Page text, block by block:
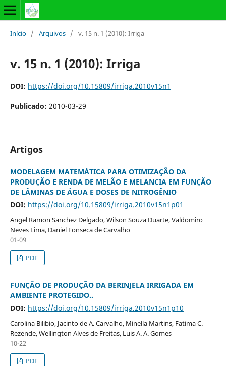
Início / Arquivos / v. 15 n. 1 (2010): Irriga
v. 15 n. 1 (2010): Irriga
DOI: https://doi.org/10.15809/irriga.2010v15n1
Publicado: 2010-03-29
Artigos
MODELAGEM MATEMÁTICA PARA OTIMIZAÇÃO DA
PRODUÇÃO E RENDA DE MELÃO E MELANCIA EM FUNÇÃO
DE LÂMINAS DE ÁGUA E DOSES DE NITROGÊNIO
DOI: https://doi.org/10.15809/irriga.2010v15n1p01
Angel Ramon Sanchez Delgado, Wilson Souza Duarte, Valdomiro
Neves Lima, Daniel Fonseca de Carvalho
01-09
PDF
FUNÇÃO DE PRODUÇÃO DA BERINJELA IRRIGADA EM
AMBIENTE PROTEGIDO..
DOI: https://doi.org/10.15809/irriga.2010v15n1p10
Carolina Bilibio, Jacinto de A. Carvalho, Minella Martins, Fatima C.
Rezende, Wellington Alves de Freitas, Luis A. A. Gomes
10-22
PDF